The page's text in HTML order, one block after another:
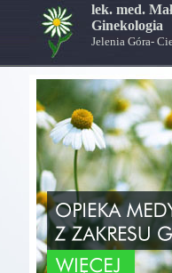
lek. med.
Ginekologia
Jelenia Góra-